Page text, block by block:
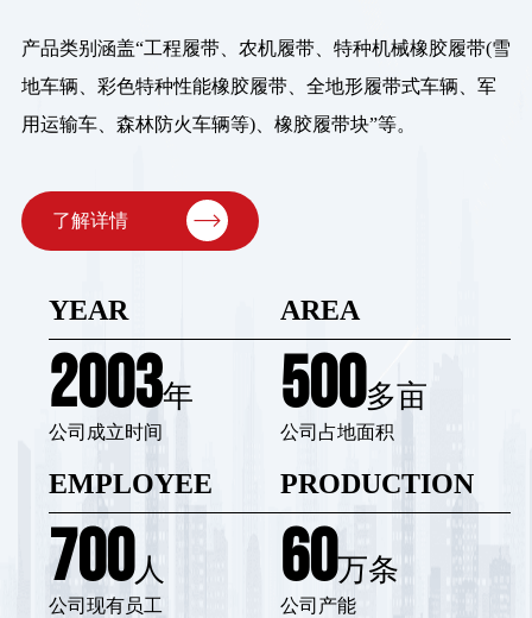
产品类别涵盖“工程履带、农机履带、特种机械橡胶履带(雪
地车辆、彩色特种性能橡胶履带、全地形履带式车辆、军
用运输车、森林防火车辆等)、橡胶履带块”等。
了解详情 
YEAR
2003年
公司成立时间
AREA
500多亩
公司占地面积
EMPLOYEE
700人
公司现有员工
PRODUCTION
60万条
公司产能